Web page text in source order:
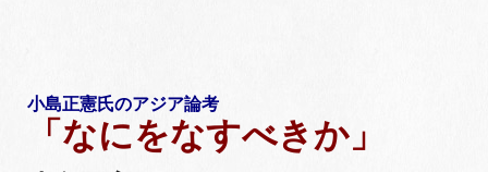
小島正憲氏のアジア論考
「なにをなすべきか」